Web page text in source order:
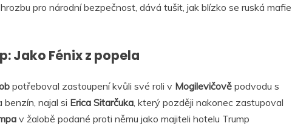
pro národní bezpečnost, dává tušit, jak blízko se ruská mafie
Jako Fénix z popela
potřeboval zastoupení kvůli své roli v Mogilevičově podvodu s
benzín, najal si Erica Sitarčuka, který později nakonec zastupoval
v žalobě podané proti němu jako majiteli hotelu Trump